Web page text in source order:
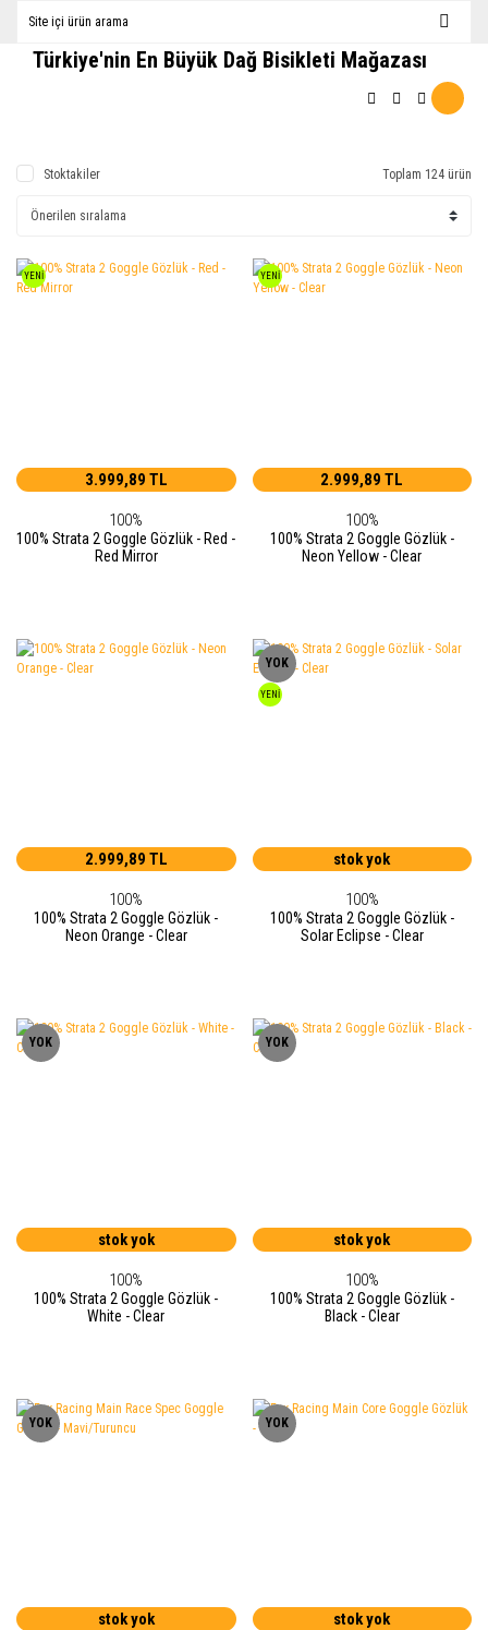
Türkiye'nin En Büyük Dağ Bisikleti Mağazası
Stoktakiler Toplam 124 ürün
YENİ
3.999,89 TL
100%
100% Strata 2 Goggle Gözlük - Red -
Red Mirror
YENİ
2.999,89 TL
100%
100% Strata 2 Goggle Gözlük -
Neon Yellow - Clear
2.999,89 TL
100%
100% Strata 2 Goggle Gözlük -
Neon Orange - Clear
YOK
YENİ
stok yok
100%
100% Strata 2 Goggle Gözlük -
Solar Eclipse - Clear
YOK
stok yok
100%
100% Strata 2 Goggle Gözlük -
White - Clear
YOK
stok yok
100%
100% Strata 2 Goggle Gözlük -
Black - Clear
YOK
stok yok
YOK
stok yok